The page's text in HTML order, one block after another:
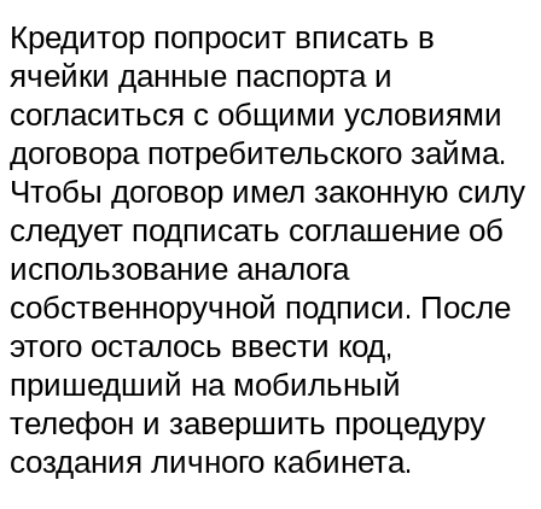
Кредитор попросит вписать в
ячейки данные паспорта и
согласиться с общими условиями
договора потребительского займа.
Чтобы договор имел законную силу
следует подписать соглашение об
использование аналога
собственноручной подписи. После
этого осталось ввести код,
пришедший на мобильный
телефон и завершить процедуру
создания личного кабинета.